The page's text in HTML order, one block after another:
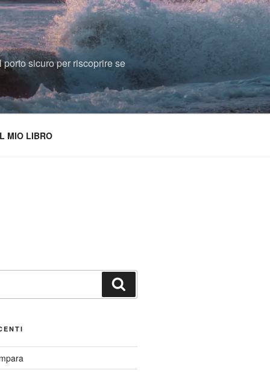
sicuro per riscoprire se
MIO LIBRO